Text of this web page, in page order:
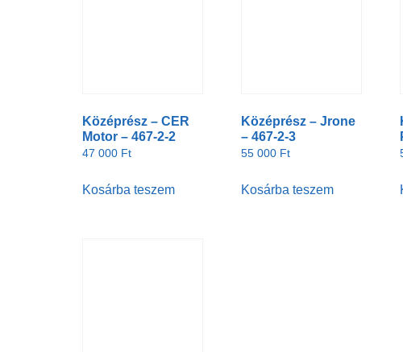
Középrész – CER
Motor – 467-2-2
47 000 Ft
Kosárba teszem
Középrész – Jrone
– 467-2-3
55 000 Ft
Kosárba teszem